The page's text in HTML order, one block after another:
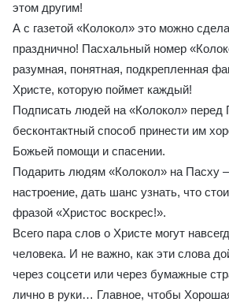
этом другим!
А с газетой «Колокол» это можно
празднично! Пасхальный номер
разумная, понятная, подкрепленная
Христе, которую поймет каждый!
Подписать людей на «Колокол» перед
бесконтактный способ принести им
Божьей помощи и спасении.
Подарить людям «Колокол» на Пасху
настроение, дать шанс узнать, что
фразой «Христос воскрес!».
Всего пара слов о Христе могут
человека. И не важно, как эти слова
через соцсети или через бумажные
лично в руки… Главное, чтобы